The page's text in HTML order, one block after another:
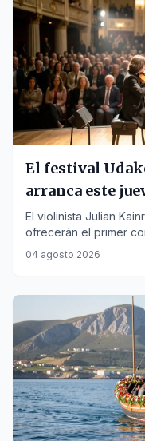
El festival
arranca este
El violinista Julian
ofrecerán el primer
04 agosto 2026